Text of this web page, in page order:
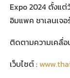
Expo 2024 ตั้งแ
อิมแพค ชาเลนเจอ
ติดตามความเคลื่
เว็บไซต์ :